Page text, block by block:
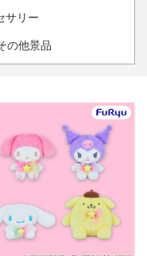
サリー
の他景品